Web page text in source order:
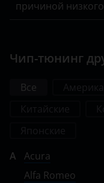
причиной
Чип-тюнинг
Все
A
Acura
Alfa Romeo